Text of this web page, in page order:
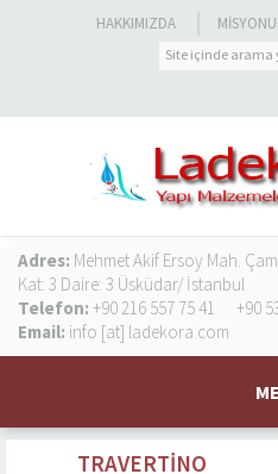
HAKKIMIZDA
Adres: Mehmet Akif Ersoy Mah.
Kat: 3 Daire: 3 Üsküdar/ İstanbul
Telefon: +90 216 557 75 41
+90
Email: info [at] ladekora.com
TRAVERTINO